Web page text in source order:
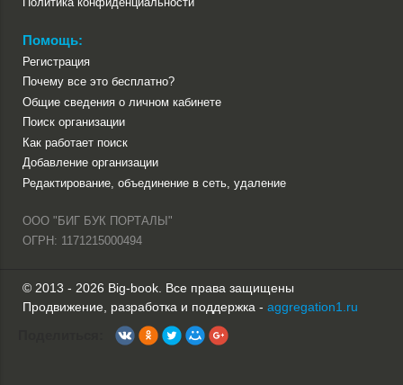
Помощь:
Регистрация
Почему все это бесплатно?
Общие сведения о личном кабинете
Поиск организации
Как работает поиск
Добавление организации
Редактирование, объединение в сеть, удаление
ООО "БИГ БУК ПОРТАЛЫ"
ОГРН: 1171215000494
© 2013 - 2026 Big-book. Все права защищены
Продвижение, разработка и поддержка - aggregation1.ru